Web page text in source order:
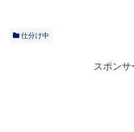
仕分け中
スポンサ